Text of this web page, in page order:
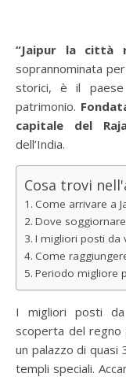
“Jaipur la città
soprannominata
storici, è il
patrimonio.
capitale del
dell’India.
Cosa trovi
Come arrivare a
Dove
I migliori posti da
Come
Periodo migliore
I migliori posti
scoperta del regno
un palazzo di quasi
templi speciali.